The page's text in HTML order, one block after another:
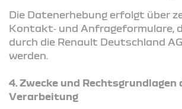
Die Datenerhebung erfolgt über
Kontakt‑ und Anfrageformulare,
durch die Renault Deutschland
werden.
4. Zwecke und Rechtsgrundlagen
Verarbeitung